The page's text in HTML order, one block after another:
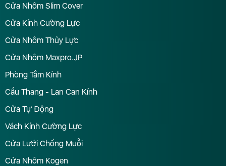
Cửa Nhôm Slim Cover
Cửa Kính Cường Lực
Cửa Nhôm Thủy Lực
Cửa Nhôm Maxpro.JP
Phòng Tắm Kính
Cầu Thang - Lan Can Kính
Cửa Tự Động
Vách Kính Cường Lực
Cửa Lưới Chống Muỗi
Cửa Nhôm Kogen